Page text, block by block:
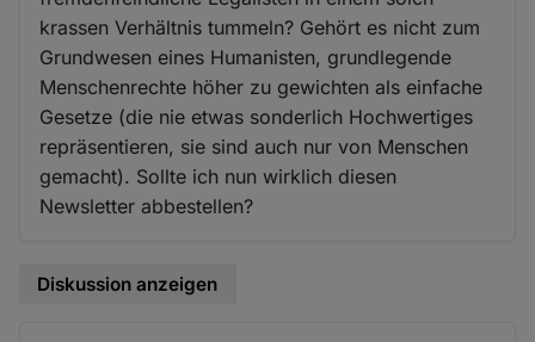
krassen Verhältnis tummeln? Gehört es nicht zum
Grundwesen eines Humanisten, grundlegende
Menschenrechte höher zu gewichten als einfache
Gesetze (die nie etwas sonderlich Hochwertiges
repräsentieren, sie sind auch nur von Menschen
gemacht). Sollte ich nun wirklich diesen
Newsletter abbestellen?
Diskussion anzeigen